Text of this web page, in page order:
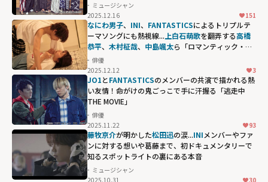
ミュージシャン
2025.12.16
151
なにわ男子、 INI、 FANTASTICSによるトリプルテ
ーマソングにも熱視線... 上白石萌歌を翻弄する高橋
恭平、 木村柾哉、 中島颯太ら「ロマンティック・キ
ラー」に参戦する豪華すぎる面々
俳優
2025.12.12
3
JO1とFANTASTICSのメンバーの共演で描かれる熱
い友情！命がけの鬼ごっこで手に汗握る「逃走中
THE MOVIE」
俳優
2025.11.22
93
藤牧京介が明かした松田迅の涙...INIメンバーやファ
ンに対する想いや葛藤まで、初ドキュメンタリーで
知るスポットライトの裏にある本音
ミュージシャン
2025.10.31
30